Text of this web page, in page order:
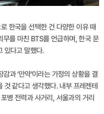
한국을 선택한 건 다양한 이유 때
를 마친 BTS를 언급하며, 한국 문
있다고 말했다.
과 ‘만약’이라는 가정의 상황을 결
같다고 생각했다. 내부 프레젠테
병 전력과 사거리, 서울과의 거리